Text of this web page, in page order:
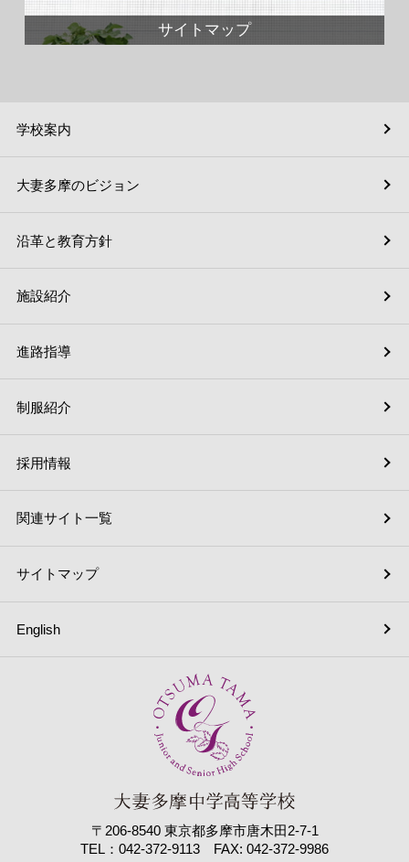
サイトマップ
学校案内
施設紹介
採用情報
English
大妻多摩のビジョン
進路指導
関連サイト一覧
沿革と教育方針
制服紹介
サイトマップ
〒206-8540 東京都多摩市唐木田2-7-1
TEL：042-372-9113 FAX: 042-372-9986